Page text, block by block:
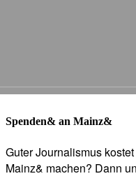
Spenden& an Mainz&
Guter Journalismus
Mainz& machen? Dann